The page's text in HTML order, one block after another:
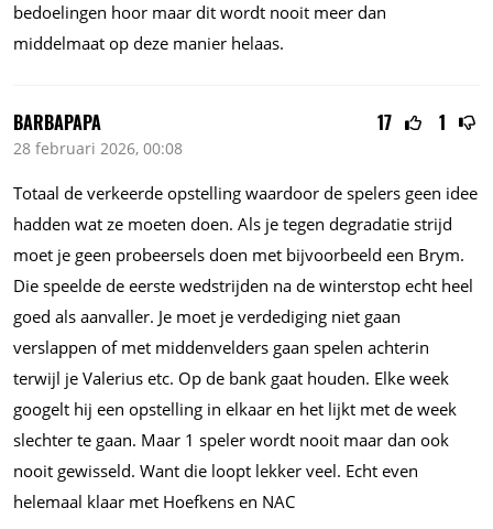
bedoelingen hoor maar dit wordt nooit meer dan
middelmaat op deze manier helaas.
17 1
BARBAPAPA
28 februari 2026, 00:08
Totaal de verkeerde opstelling waardoor de spelers geen idee
hadden wat ze moeten doen. Als je tegen degradatie strijd
moet je geen probeersels doen met bijvoorbeeld een Brym.
Die speelde de eerste wedstrijden na de winterstop echt heel
goed als aanvaller. Je moet je verdediging niet gaan
verslappen of met middenvelders gaan spelen achterin
terwijl je Valerius etc. Op de bank gaat houden. Elke week
googelt hij een opstelling in elkaar en het lijkt met de week
slechter te gaan. Maar 1 speler wordt nooit maar dan ook
nooit gewisseld. Want die loopt lekker veel. Echt even
helemaal klaar met Hoefkens en NAC